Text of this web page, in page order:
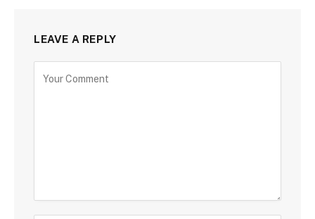
LEAVE A REPLY